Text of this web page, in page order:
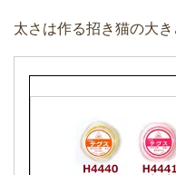
太さは作る招き猫の大